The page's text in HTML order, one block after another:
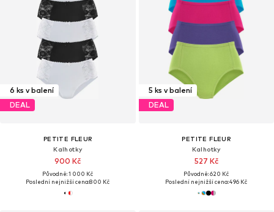
6 ks v balení
DEAL
PETITE FLEUR
Kalhotky
900 Kč
Původně: 1 000 Kč
Poslední nejnižší cena:800 Kč
5 ks v balení
DEAL
PETITE FLEUR
Kalhotky
527 Kč
Původně: 620 Kč
Poslední nejnižší cena:496 Kč